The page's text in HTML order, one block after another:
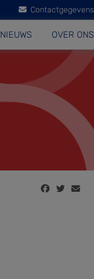
Contactgegevens
NIEUWS OVER ONS